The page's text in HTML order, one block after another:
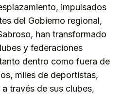
impulsados
del Gobierno regional,
han transformado
y federaciones
dentro como fuera de
miles de deportistas,
través de sus clubes,